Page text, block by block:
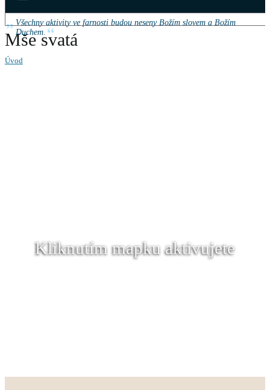
Všechny aktivity ve farnosti budou neseny Božím slovem a Božím
Duchem.
Mše svatá
Úvod
Kliknutím mapku aktivujete